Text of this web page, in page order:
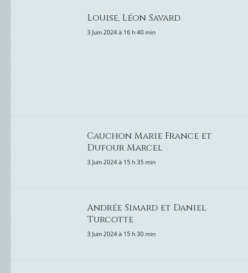
Louise, Léon Savard
3 Juin 2024 à 16 h 40 min
Cauchon Marie France et
Dufour Marcel
3 Juin 2024 à 15 h 35 min
Andrée Simard et Daniel
Turcotte
3 Juin 2024 à 15 h 30 min